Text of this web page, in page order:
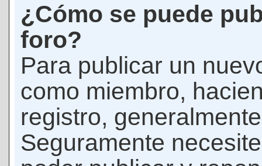
¿Cómo se puede
foro?
Para publicar un
como miembro,
registro,
Seguramente